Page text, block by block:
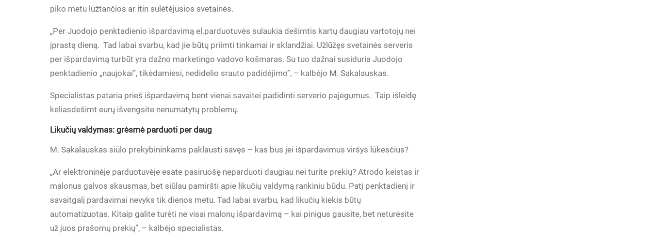
piko metu lūžtančios ar itin sulėtėjusios svetainės.
„Per Juodojo penktadienio išpardavimą el.parduotuvės sulaukia dešimtis kartų daugiau vartotojų nei
įprastą dieną. Tad labai svarbu, kad jie būtų priimti tinkamai ir sklandžiai. Užlūžęs svetainės serveris
per išpardavimą turbūt yra dažno marketingo vadovo košmaras. Su tuo dažnai susiduria Juodojo
penktadienio „naujokai”, tikėdamiesi, nedidelio srauto padidėjimo”, – kalbėjo M. Sakalauskas.
Specialistas pataria prieš išpardavimą bent vienai savaitei padidinti serverio pajėgumus. Taip išleidę
keliasdešimt eurų išvengsite nenumatytų problemų.
Likučių valdymas: grėsmė parduoti per daug
M. Sakalauskas siūlo prekybininkams paklausti savęs – kas bus jei išpardavimus viršys lūkesčius?
„Ar elektroninėje parduotuvėje esate pasiruošę neparduoti daugiau nei turite prekių? Atrodo keistas ir
malonus galvos skausmas, bet siūlau pamiršti apie likučių valdymą rankiniu būdu. Patį penktadienį ir
savaitgalį pardavimai nevyks tik dienos metu. Tad labai svarbu, kad likučių kiekis būtų
automatizuotas. Kitaip galite turėti ne visai malonų išpardavimą – kai pinigus gausite, bet neturėsite
už juos prašomų prekių”, – kalbėjo specialistas.